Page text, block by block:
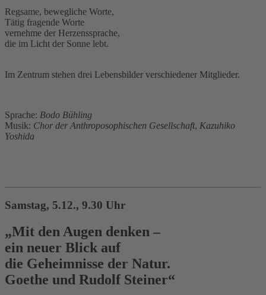
Regsame, bewegliche Worte,
Tätig fragende Worte
vernehme der Herzenssprache,
die im Licht der Sonne lebt.
Im Zentrum stehen drei Lebensbilder verschiedener Mitglieder.
Sprache: Bodo Bühling
Musik: Chor der Anthroposophischen Gesellschaft, Kazuhiko
Yoshida
Samstag, 5.12., 9.30 Uhr
„Mit den Augen denken –
ein neuer Blick auf
die Geheimnisse der Natur.
Goethe und Rudolf Steiner“